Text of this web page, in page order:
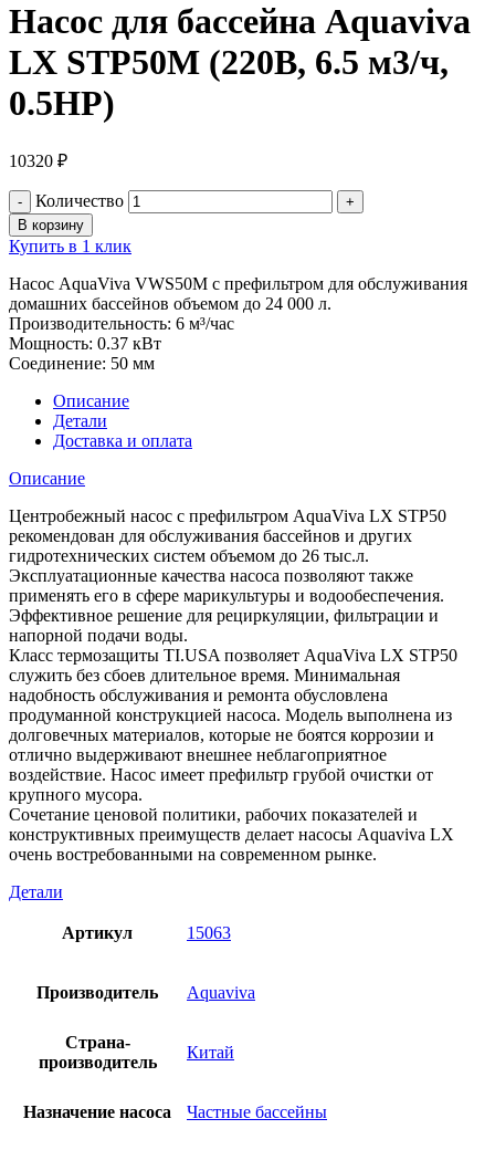
Насос для бассейна Aquaviva
LX STP50M (220В, 6.5 м3/ч,
0.5HP)
10320 ₽
Количество
В корзину
Купить в 1 клик
Насос AquaViva VWS50M с префильтром для обслуживания
домашних бассейнов объемом до 24 000 л.
Производительность: 6 м³/час
Мощность: 0.37 кВт
Соединение: 50 мм
Описание
Детали
Доставка и оплата
Описание
Центробежный насос с префильтром AquaViva LX STP50
рекомендован для обслуживания бассейнов и других
гидротехнических систем объемом до 26 тыс.л.
Эксплуатационные качества насоса позволяют также
применять его в сфере марикультуры и водообеспечения.
Эффективное решение для рециркуляции, фильтрации и
напорной подачи воды.
Класс термозащиты TI.USA позволяет AquaViva LX STP50
служить без сбоев длительное время. Минимальная
надобность обслуживания и ремонта обусловлена
продуманной конструкцией насоса. Модель выполнена из
долговечных материалов, которые не боятся коррозии и
отлично выдерживают внешнее неблагоприятное
воздействие. Насос имеет префильтр грубой очистки от
крупного мусора.
Сочетание ценовой политики, рабочих показателей и
конструктивных преимуществ делает насосы Aquaviva LX
очень востребованными на современном рынке.
Детали
Артикул 15063
Производитель Aquaviva
Страна-
производитель
Китай
Назначение насоса Частные бассейны